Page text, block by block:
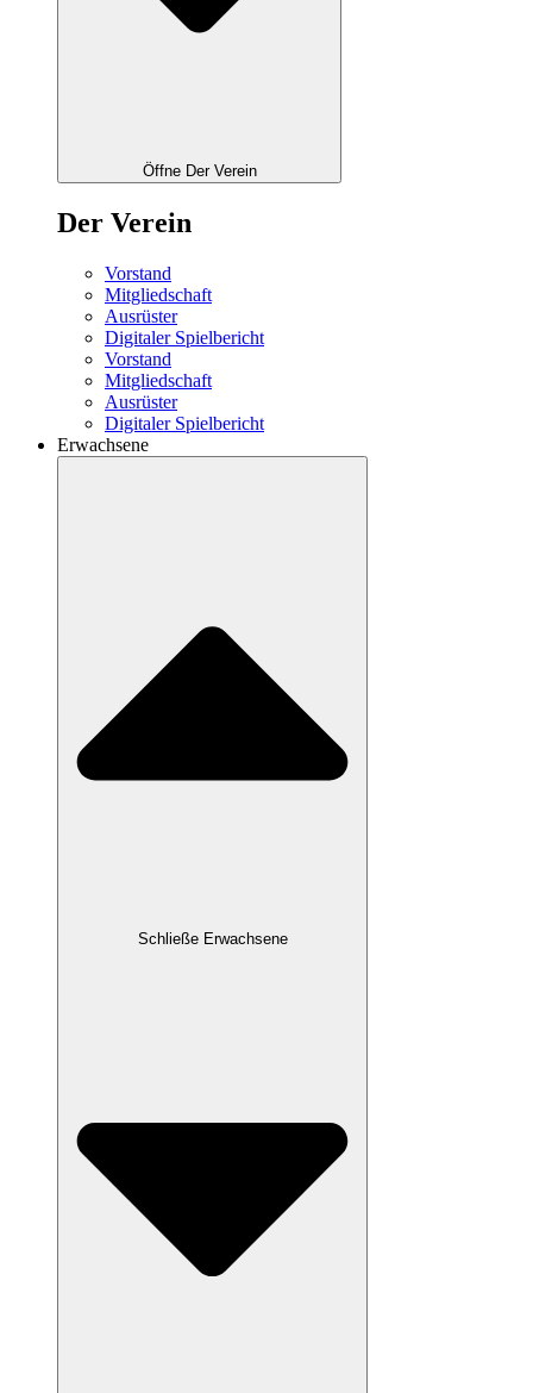
Öffne Der Verein
Der Verein
Vorstand
Mitgliedschaft
Ausrüster
Digitaler Spielbericht
Vorstand
Mitgliedschaft
Ausrüster
Digitaler Spielbericht
Erwachsene
Schließe Erwachsene